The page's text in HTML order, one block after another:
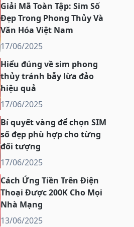
Giải Mã Toàn Tập: Sim Số
Đẹp Trong Phong Thủy Và
Văn Hóa Việt Nam
17/06/2025
Hiểu đúng về sim phong
thủy tránh bẫy lừa đảo
hiệu quả
17/06/2025
Bí quyết vàng để chọn SIM
số đẹp phù hợp cho từng
đối tượng
17/06/2025
Cách Ứng Tiền Trên Điện
Thoại Được 200K Cho Mọi
Nhà Mạng
13/06/2025